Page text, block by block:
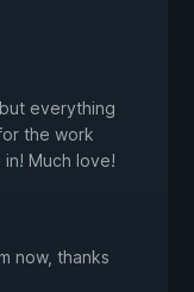
everything
the work
Much love!
now, thanks